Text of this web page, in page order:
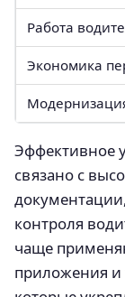
Работа
Экономика
Эффективное
связано с
контроля
чаще
приложения и